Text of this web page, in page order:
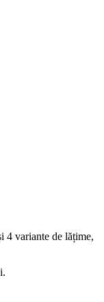
4 variante de lățime,